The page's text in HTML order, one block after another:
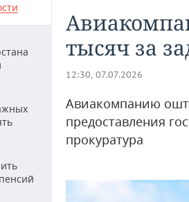
тысяч за
12:30, 07.07.2026
Авиакомпанию
предоставления
прокуратура